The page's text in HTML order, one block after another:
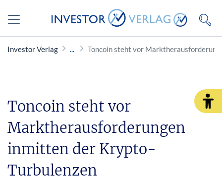
Investor Verlag Toncoin steht vor
Toncoin steht vor
Marktherausforderungen
inmitten der Krypto-
Turbulenzen